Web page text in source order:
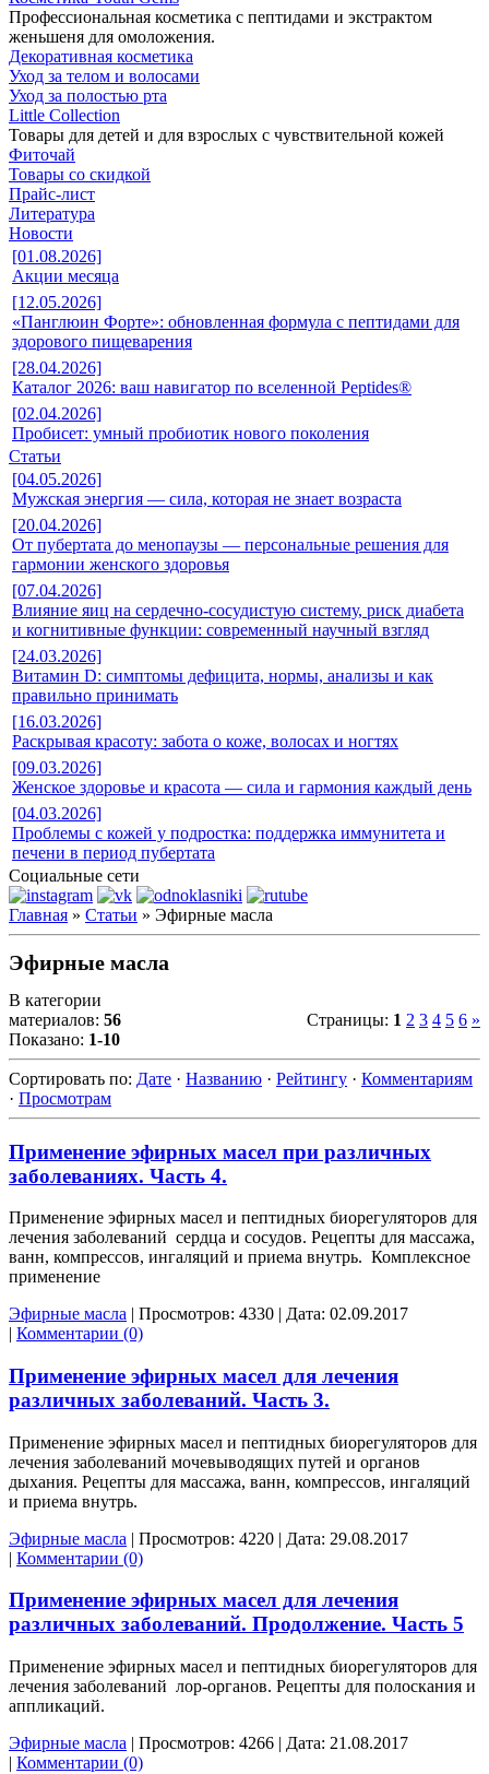
Профессиональная косметика с пептидами и экстрактом
женьшеня для омоложения.
Декоративная косметика
Уход за телом и волосами
Уход за полостью рта
Little Collection
Товары для детей и для взрослых с чувствительной кожей
Фиточай
Товары со скидкой
Прайс-лист
Литература
Новости
[01.08.2026]
Акции месяца
[12.05.2026]
«Панглюин Форте»: обновленная формула с пептидами для
здорового пищеварения
[28.04.2026]
Каталог 2026: ваш навигатор по вселенной Peptides®
[02.04.2026]
Пробисет: умный пробиотик нового поколения
Статьи
[04.05.2026]
Мужская энергия — сила, которая не знает возраста
[20.04.2026]
От пубертата до менопаузы — персональные решения для
гармонии женского здоровья
[07.04.2026]
Влияние яиц на сердечно-сосудистую систему, риск диабета
и когнитивные функции: современный научный взгляд
[24.03.2026]
Витамин D: симптомы дефицита, нормы, анализы и как
правильно принимать
[16.03.2026]
Раскрывая красоту: забота о коже, волосах и ногтях
[09.03.2026]
Женское здоровье и красота — сила и гармония каждый день
[04.03.2026]
Проблемы с кожей у подростка: поддержка иммунитета и
печени в период пубертата
Социальные сети
Главная » Статьи » Эфирные масла
Эфирные масла
В категории
материалов: 56
Показано: 1-10
Страницы: 1 2 3 4 5 6 »
Сортировать по: Дате · Названию · Рейтингу · Комментариям
· Просмотрам
Применение эфирных масел при различных
заболеваниях. Часть 4.
Применение эфирных масел и пептидных биорегуляторов для
лечения заболеваний сердца и сосудов. Рецепты для массажа,
ванн, компрессов, ингаляций и приема внутрь. Комплексное
применение
Эфирные масла | Просмотров: 4330 | Дата: 02.09.2017
| Комментарии (0)
Применение эфирных масел для лечения
различных заболеваний. Часть 3.
Применение эфирных масел и пептидных биорегуляторов для
лечения заболеваний мочевыводящих путей и органов
дыхания. Рецепты для массажа, ванн, компрессов, ингаляций
и приема внутрь.
Эфирные масла | Просмотров: 4220 | Дата: 29.08.2017
| Комментарии (0)
Применение эфирных масел для лечения
различных заболеваний. Продолжение. Часть 5
Применение эфирных масел и пептидных биорегуляторов для
лечения заболеваний лор-органов. Рецепты для полоскания и
аппликаций.
Эфирные масла | Просмотров: 4266 | Дата: 21.08.2017
| Комментарии (0)